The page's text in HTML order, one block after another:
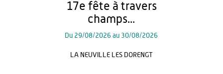
17e fête à travers
champs...
Du 29/08/2026 au 30/08/2026
LA NEUVILLE LES DORENGT